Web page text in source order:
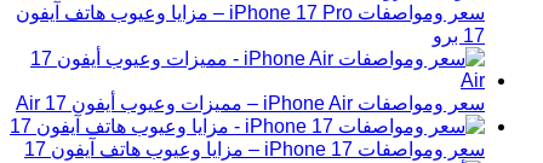
سعر ومواصفات iPhone 17 Pro – مزايا وعيوب هاتف آيفون
17 برو
سعر ومواصفات iPhone Air – مميزات وعيوب أيفون 17 Air
سعر ومواصفات iPhone 17 – مزايا وعيوب هاتف آيفون 17